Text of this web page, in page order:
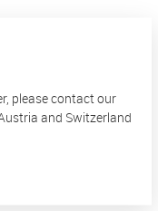
please contact our
and Switzerland